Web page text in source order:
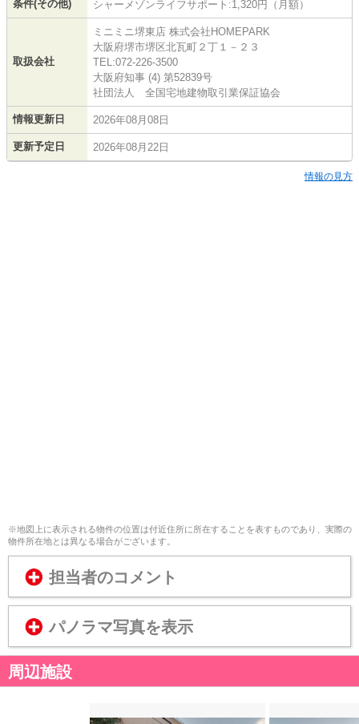
条件(その他) シャーメゾンライフサポート:1,320円（月額）
取扱会社
ミニミニ堺東店 株式会社HOMEPARK
大阪府堺市堺区北瓦町２丁１－２３
TEL:072-226-3500
大阪府知事 (4) 第52839号
社団法人 全国宅地建物取引業保証協会
情報更新日 2026年08月08日
更新予定日 2026年08月22日
情報の見方
※地図上に表示される物件の位置は付近住所に所在することを表すものであり、実際の
物件所在地とは異なる場合がございます。
担当者のコメント
パノラマ写真を表示
周辺施設